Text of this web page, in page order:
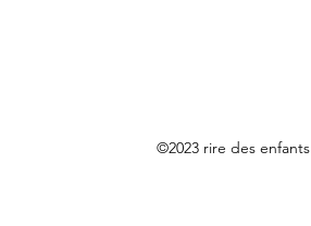
©2023 rire des enfants